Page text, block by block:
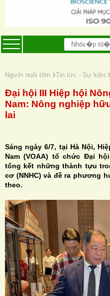
Người nuôi tôm Tin tức - Sự kiện
Đại hội III Hiệp hội
Nam: Nông nghiệp
lai
Sáng ngày 6/7, tại Hà Nội,
Nam (VOAA) tổ chức Đại
tổng kết những thành tựu
cơ (NNHC) và đề ra phương
theo.